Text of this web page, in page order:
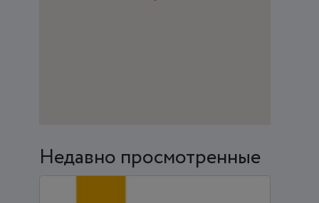
Недавно просмотренные